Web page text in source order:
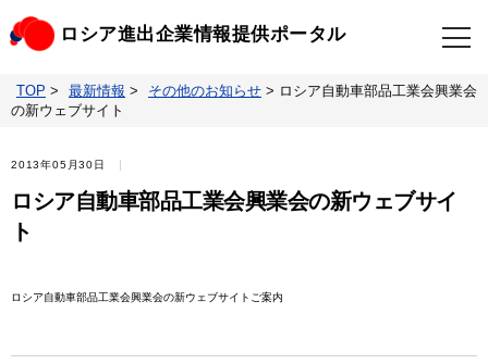
ロシア進出企業情報提供ポータル
TOP
ビジネスニュースクリップ
TOP > 最新情報 > その他のお知らせ > ロシア自動車部品工業会興業会
の新ウェブサイト
2013年05月30日
ロシア自動車部品工業会興業会の新ウェブサイ
ト
ロシア自動車部品工業会興業会の新ウェブサイトご案内